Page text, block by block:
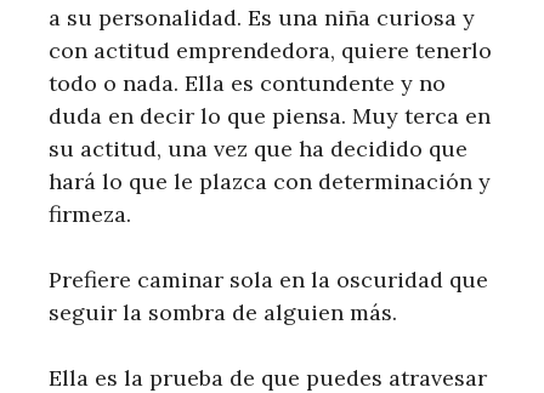
a su personalidad. Es una niña curiosa y
con actitud emprendedora, quiere tenerlo
todo o nada. Ella es contundente y no
duda en decir lo que piensa. Muy terca en
su actitud, una vez que ha decidido que
hará lo que le plazca con determinación y
firmeza.
Prefiere caminar sola en la oscuridad que
seguir la sombra de alguien más.
Ella es la prueba de que puedes atravesar